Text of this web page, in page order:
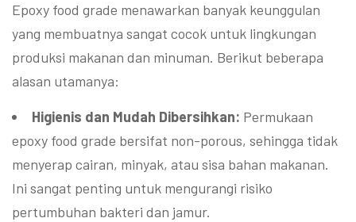
Epoxy food grade menawarkan banyak keunggulan
yang membuatnya sangat cocok untuk lingkungan
produksi makanan dan minuman. Berikut beberapa
alasan utamanya:
Higienis dan Mudah Dibersihkan: Permukaan
epoxy food grade bersifat non-porous, sehingga tidak
menyerap cairan, minyak, atau sisa bahan makanan.
Ini sangat penting untuk mengurangi risiko
pertumbuhan bakteri dan jamur.